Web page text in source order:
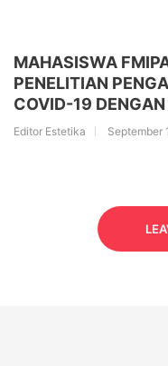
MAHASISWA
PENELITIAN
COVID-19
Editor Estetika September